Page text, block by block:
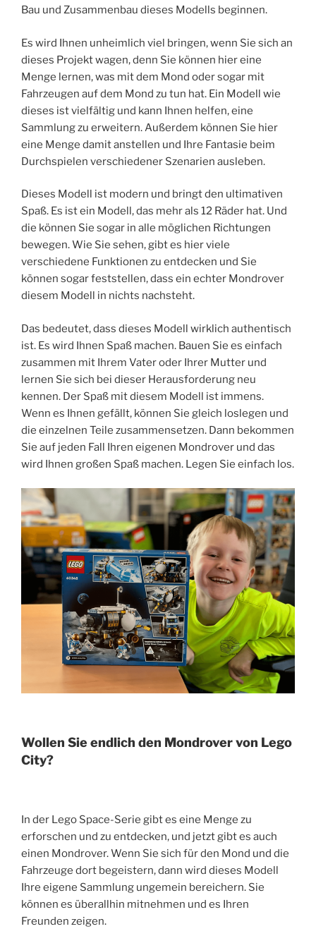
Bau und Zusammenbau dieses Modells beginnen.
Es wird Ihnen unheimlich viel bringen, wenn Sie sich an
dieses Projekt wagen, denn Sie können hier eine
Menge lernen, was mit dem Mond oder sogar mit
Fahrzeugen auf dem Mond zu tun hat. Ein Modell wie
dieses ist vielfältig und kann Ihnen helfen, eine
Sammlung zu erweitern. Außerdem können Sie hier
eine Menge damit anstellen und Ihre Fantasie beim
Durchspielen verschiedener Szenarien ausleben.
Dieses Modell ist modern und bringt den ultimativen
Spaß. Es ist ein Modell, das mehr als 12 Räder hat. Und
die können Sie sogar in alle möglichen Richtungen
bewegen. Wie Sie sehen, gibt es hier viele
verschiedene Funktionen zu entdecken und Sie
können sogar feststellen, dass ein echter Mondrover
diesem Modell in nichts nachsteht.
Das bedeutet, dass dieses Modell wirklich authentisch
ist. Es wird Ihnen Spaß machen. Bauen Sie es einfach
zusammen mit Ihrem Vater oder Ihrer Mutter und
lernen Sie sich bei dieser Herausforderung neu
kennen. Der Spaß mit diesem Modell ist immens.
Wenn es Ihnen gefällt, können Sie gleich loslegen und
die einzelnen Teile zusammensetzen. Dann bekommen
Sie auf jeden Fall Ihren eigenen Mondrover und das
wird Ihnen großen Spaß machen. Legen Sie einfach los.
Wollen Sie endlich den Mondrover von Lego
City?
In der Lego Space-Serie gibt es eine Menge zu
erforschen und zu entdecken, und jetzt gibt es auch
einen Mondrover. Wenn Sie sich für den Mond und die
Fahrzeuge dort begeistern, dann wird dieses Modell
Ihre eigene Sammlung ungemein bereichern. Sie
können es überallhin mitnehmen und es Ihren
Freunden zeigen.